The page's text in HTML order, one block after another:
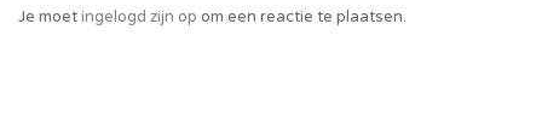
Je moetingelogd zijn op om een reactie te plaatsen.